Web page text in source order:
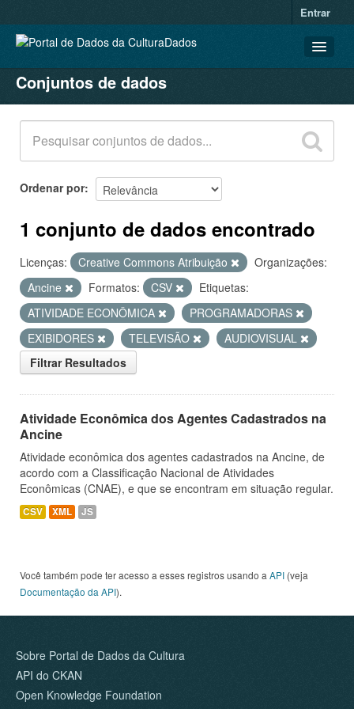
Entrar
CONJUNTOS DE DADOS
ORGANIZAÇÕES
GRUPOS
SOBRE
Conjuntos de dados
Ordenar por
1 conjunto de dados encontrado
Licenças: Creative Commons Atribuição
Organizações:
Ancine
Formatos: CSV
Etiquetas:
ATIVIDADE ECONÔMICA
PROGRAMADORAS
EXIBIDORES
TELEVISÃO
AUDIOVISUAL
Filtrar Resultados
Atividade Econômica dos Agentes Cadastrados na
Ancine
Atividade econômica dos agentes cadastrados na Ancine, de
acordo com a Classificação Nacional de Atividades
Econômicas (CNAE), e que se encontram em situação regular.
CSV XML JS
Você também pode ter acesso a esses registros usando a API (veja
Documentação da API).
Sobre Portal de Dados da Cultura
API do CKAN
Open Knowledge Foundation